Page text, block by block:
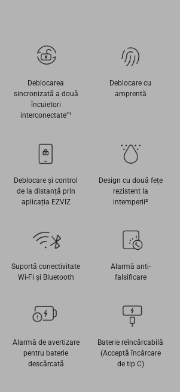
Deblocarea
sincronizată a două
încuietori
interconectate"¹
Deblocare cu
amprentă
Deblocare și control
de la distanță prin
aplicația EZVIZ
Design cu două fețe
rezistent la
intemperii²
Suportă conectivitate
Wi-Fi și Bluetooth
Alarmă anti-
falsificare
Alarmă de avertizare
pentru baterie
descărcată
Baterie reîncărcabilă
(Acceptă încărcare
de tip C)